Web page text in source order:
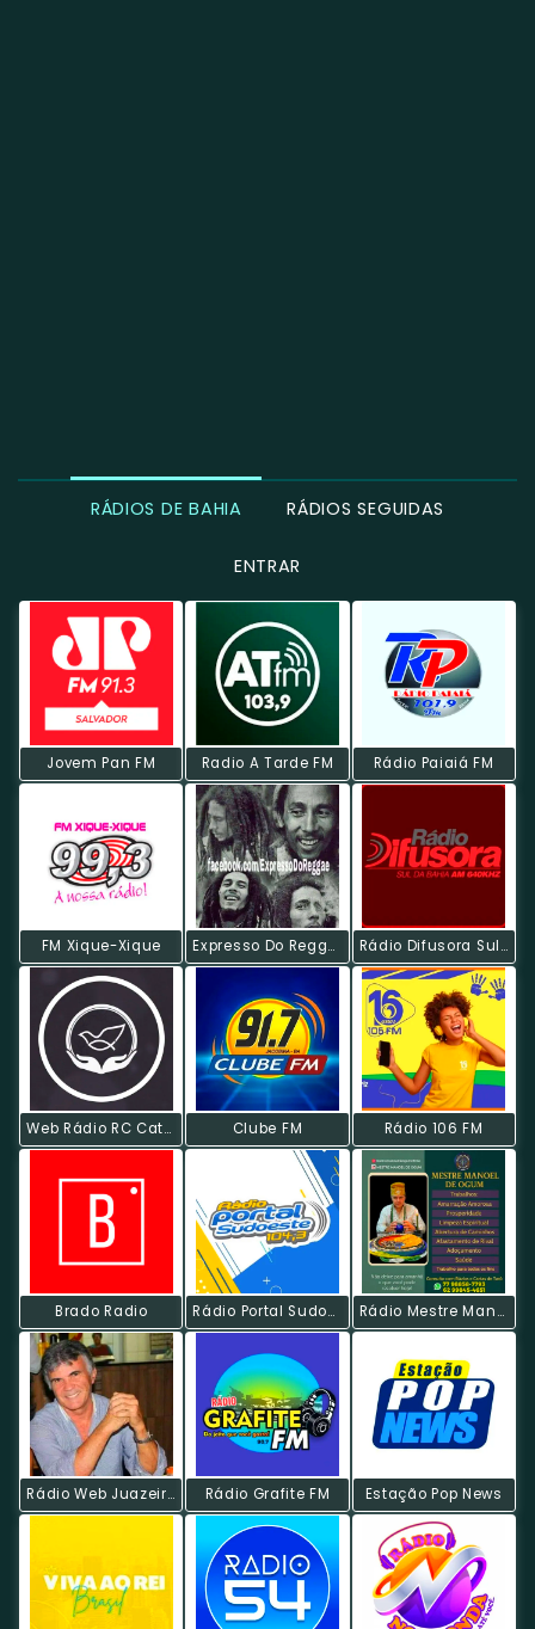
RÁDIOS DE BAHIA RÁDIOS SEGUIDAS
ENTRAR
Jovem Pan FM Radio A Tarde FM Rádio Paiaiá FM
FM Xique-Xique Expresso Do Reggae Rádio Difusora Sul Da Bahia
Web Rádio RC Católica De Poços Clube FM Rádio 106 FM
Brado Radio Rádio Portal Sudoeste Rádio Mestre Manoel
Rádio Web Juazeiro Rádio Grafite FM Estação Pop News